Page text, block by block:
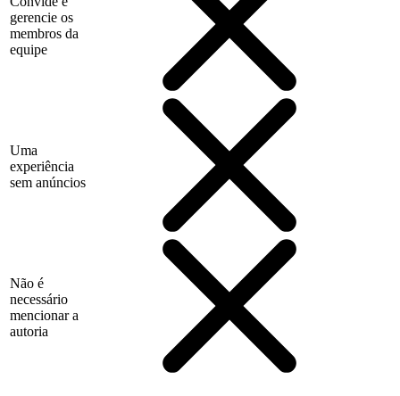
gerencie os
membros da
equipe
Uma
experiência
sem anúncios
Não é
necessário
mencionar a
autoria